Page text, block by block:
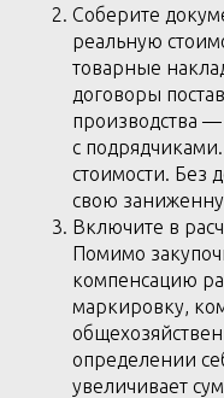
Соберите
реальную
товарные
договоры
производства
с
стоимости. Без
свою
Включите в
Помимо
компенсацию
маркировку,
определении
увеличивает